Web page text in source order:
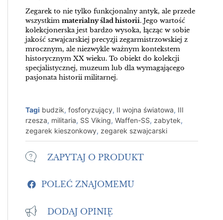
Zegarek to nie tylko funkcjonalny antyk, ale przede
wszystkim materialny ślad historii. Jego wartość
kolekcjonerska jest bardzo wysoka, łącząc w sobie
jakość szwajcarskiej precyzji zegarmistrzowskiej z
mrocznym, ale niezwykle ważnym kontekstem
historycznym XX wieku. To obiekt do kolekcji
specjalistycznej, muzeum lub dla wymagającego
pasjonata historii militarnej.
Tagi budzik, fosforyzujący, II wojna światowa, III
rzesza, militaria, SS Viking, Waffen-SS, zabytek,
zegarek kieszonkowy, zegarek szwajcarski
ZAPYTAJ O PRODUKT
POLEĆ ZNAJOMEMU
DODAJ OPINIĘ